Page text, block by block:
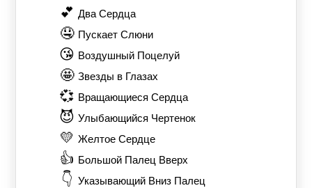
💕 Два Сердца
🤤 Пускает Слюни
😘 Воздушный Поцелуй
🤩 Звезды в Глазах
💞 Вращающиеся Сердца
😈 Улыбающийся Чертенок
💛 Желтое Сердце
👍 Большой Палец Вверх
👇 Указывающий Вниз Палец